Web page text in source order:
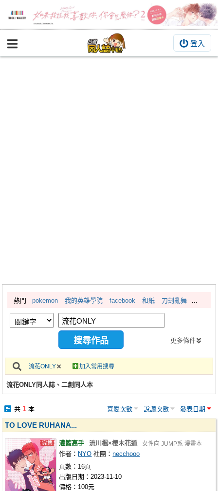
登入
BOOKY書集倉庫
繪圖藝廊
交流中心
攤位轉讓區
會員中心
註冊會員
熱門 pokemon 我的英雄學院 facebook 和紙 刀劍亂舞
更多條件
流花ONLY 加入常用搜尋
流花ONLY同人誌、二創同人本
共 1本 喜愛次數 說讚次數 發表日期
TO LOVE RUHANA...
灌籃高手 流川楓×櫻木花道 女性向 JUMP系 漫畫本
作者： NYO 社團：necchooo
頁數：16頁
出版日期：2023-11-10
價格：100元